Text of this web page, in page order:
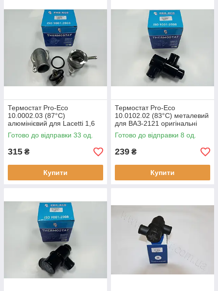
Термостат Pro-Eco
10.0002.03 (87°C)
алюмінієвий для Lacetti 1,6
оригінальні номери:
96460002
Готово до відправки 33 од.
315 ₴
Купити
Термостат Pro-Eco
10.0102.02 (83°C) металевий
для ВАЗ-2121 оригінальні
номери: 2121-1306010
Готово до відправки 8 од.
239 ₴
Купити